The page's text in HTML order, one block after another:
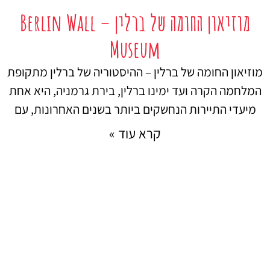
מוזיאון החומה של ברלין – Berlin Wall
Museum
מוזיאון החומה של ברלין – ההיסטוריה של ברלין מתקופת
המלחמה הקרה ועד ימינו ברלין, בירת גרמניה, היא אחת
מיעדי התיירות הנחשקים ביותר בשנים האחרונות, עם
קרא עוד »